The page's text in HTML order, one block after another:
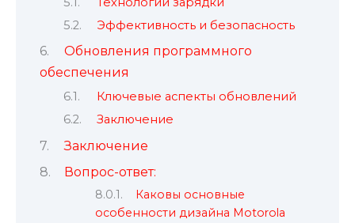
Эффективность и безопасность
Обновления программного
обеспечения
Ключевые аспекты обновлений
Заключение
Заключение
Вопрос-ответ:
Каковы основные
особенности дизайна Motorola